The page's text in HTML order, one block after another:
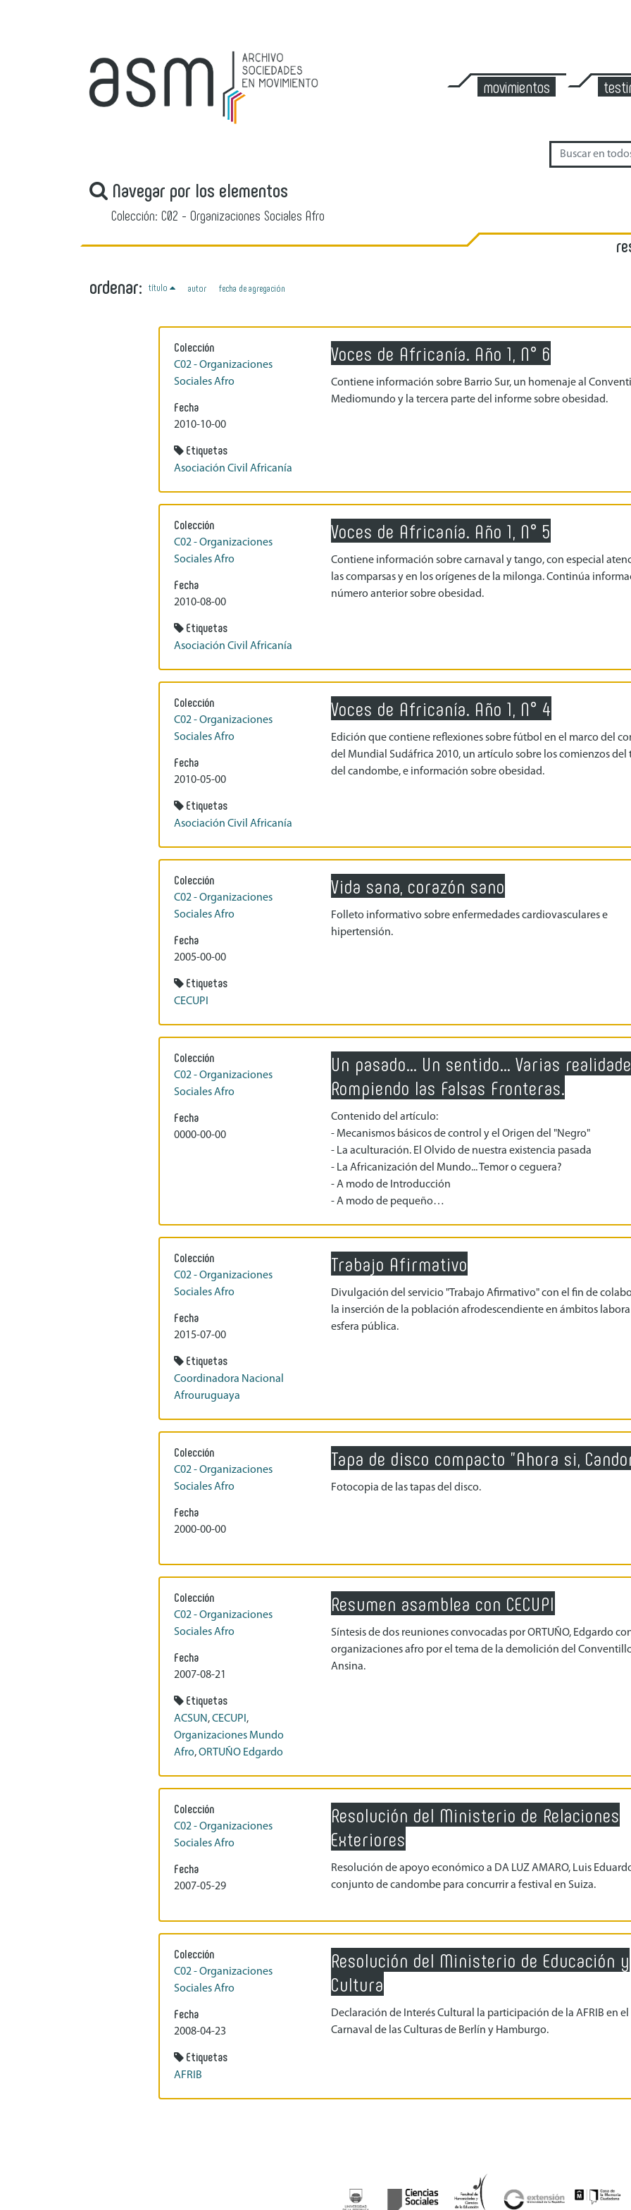
movimientos
Navegar por los elementos
Colección: C02 - Organizaciones Sociales Afro
ordenar: título autor fecha de agregación
Colección
C02 - Organizaciones
Sociales Afro
Fecha
2010-10-00
Etiquetas
Asociación Civil Africanía
Voces de Africanía. Año 1, N° 6
Contiene información sobre Barrio Sur, un homenaje al
Mediomundo y la tercera parte del informe sobre obesidad.
Colección
C02 - Organizaciones
Sociales Afro
Fecha
2010-08-00
Etiquetas
Asociación Civil Africanía
Voces de Africanía. Año 1, N° 5
Contiene información sobre carnaval y tango, con especial
las comparsas y en los orígenes de la milonga. Continúa
número anterior sobre obesidad.
Colección
C02 - Organizaciones
Sociales Afro
Fecha
2010-05-00
Etiquetas
Asociación Civil Africanía
Voces de Africanía. Año 1, N° 4
Edición que contiene reflexiones sobre fútbol en el marco del
del Mundial Sudáfrica 2010, un artículo sobre los comienzos del
del candombe, e información sobre obesidad.
Colección
C02 - Organizaciones
Sociales Afro
Fecha
2005-00-00
Etiquetas
CECUPI
Vida sana, corazón sano
Folleto informativo sobre enfermedades cardiovasculares e
hipertensión.
Colección
C02 - Organizaciones
Sociales Afro
Fecha
0000-00-00
Un pasado... Un sentido... Varias
Rompiendo las Falsas Fronteras.
Contenido del artículo:
- Mecanismos básicos de control y el Origen del "Negro"
- La aculturación. El Olvido de nuestra existencia pasada
- La Africanización del Mundo... Temor o ceguera?
- A modo de Introducción
- A modo de pequeño…
Colección
C02 - Organizaciones
Sociales Afro
Fecha
2015-07-00
Etiquetas
Coordinadora Nacional
Afrouruguaya
Trabajo Afirmativo
Divulgación del servicio "Trabajo Afirmativo" con el fin de
la inserción de la población afrodescendiente en ámbitos
esfera pública.
Colección
C02 - Organizaciones
Sociales Afro
Fecha
2000-00-00
Tapa de disco compacto "Ahora si,
Fotocopia de las tapas del disco.
Colección
C02 - Organizaciones
Sociales Afro
Fecha
2007-08-21
Etiquetas
ACSUN,CECUPI ,
Organizaciones Mundo
Afro,ORTUÑO Edgardo
Resumen asamblea con CECUPI
Síntesis de dos reuniones convocadas por ORTUÑO, Edgardo
organizaciones afro por el tema de la demolición del
Ansina.
Colección
C02 - Organizaciones
Sociales Afro
Fecha
2007-05-29
Resolución del Ministerio de Relaciones
Exteriores
Resolución de apoyo económico a DA LUZ AMARO, Luis
conjunto de candombe para concurrir a festival en Suiza.
Colección
C02 - Organizaciones
Sociales Afro
Fecha
2008-04-23
Etiquetas
AFRIB
Resolución del Ministerio de Educación y
Cultura
Declaración de Interés Cultural la participación de la AFRIB en el
Carnaval de las Culturas de Berlín y Hamburgo.